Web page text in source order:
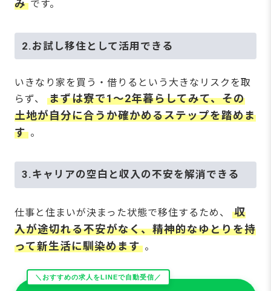
み です。
2.お試し移住として活用できる
いきなり家を買う・借りるという大きなリスクを取
らず、
まずは寮で1〜2年暮らしてみて、その
土地が自分に合うか確かめるステップを踏めま
す 。
3.キャリアの空白と収入の不安を解消できる
仕事と住まいが決まった状態で移住するため、
収
入が途切れる不安がなく、精神的なゆとりを持
って新生活に馴染めます 。
＼おすすめの求人をLINEで自動受信／